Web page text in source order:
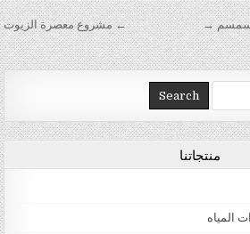
← مشروع معصرة الزيوت →
منتجاتنا
المياه